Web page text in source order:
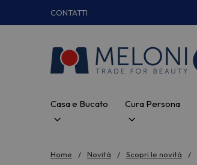
CONTATTI
Casa e Bucato Cura Persona
Home Novità Scopri le novità